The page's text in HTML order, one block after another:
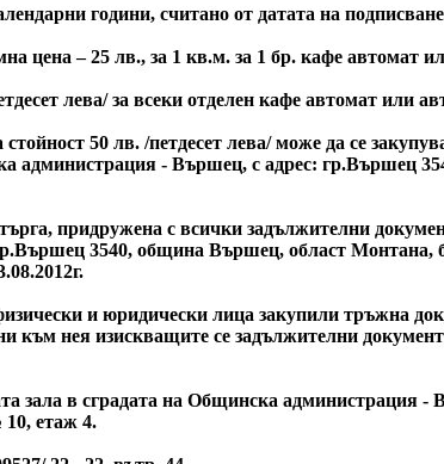
години, считано от датата на
цена – 25 лв., за 1 кв.м. за 1 бр. кафе автомат
лева/ за всеки отделен кафе автомат или
50 лв. /петдесет лева/ може да се
администрация - Вършец, с адрес: гр.Вършец
придружена с всички задължителни
3540, община Вършец, област Монтана,
и юридически лица закупили тръжна
нея изискващите се задължителни
зала в сградата на Общинска
етаж 4.